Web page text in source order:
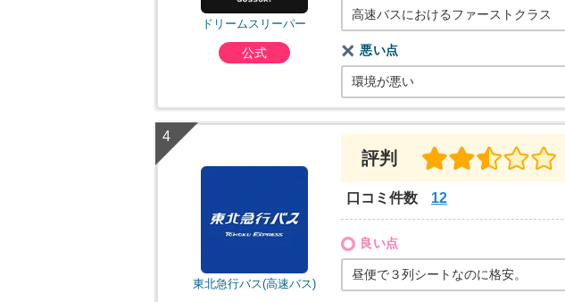
ドリームスリーパー
公式
高速バスにおけるファーストクラス
悪い点
環境が悪い
東北急行バス(高速バス)
評判
口コミ件数 12
良い点
昼便で３列シートなのに格安。